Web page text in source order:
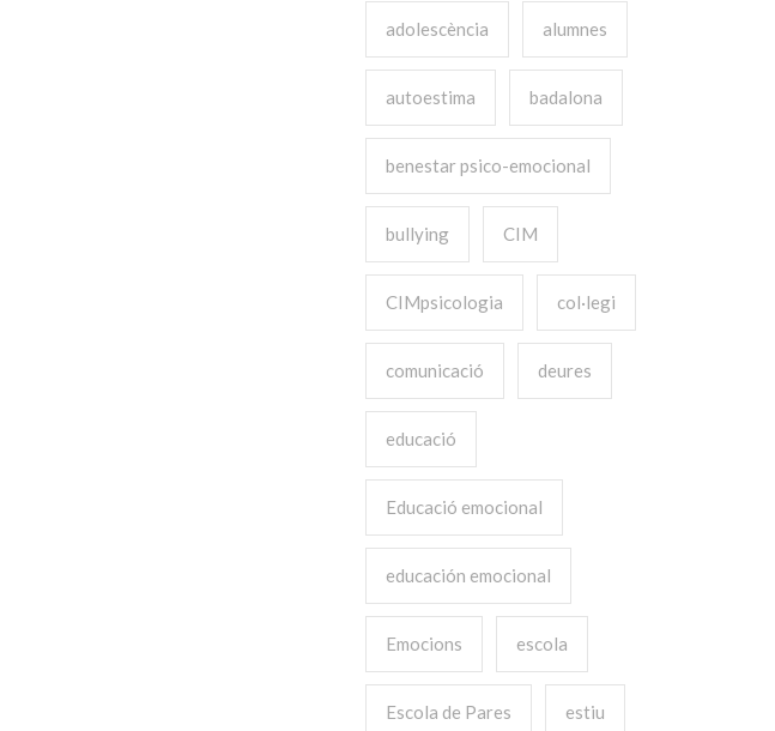
adolescència alumnes
autoestima badalona
benestar psico-emocional
bullying CIM
CIMpsicologia col·legi
comunicació deures
educació
Educació emocional
educación emocional
Emocions escola
Escola de Pares estiu